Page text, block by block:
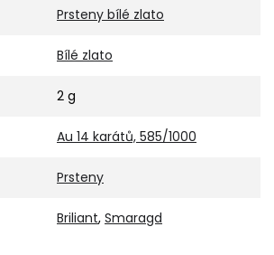
Prsteny bílé zlato
Bílé zlato
2 g
Au 14 karátů, 585/1000
Prsteny
Briliant, Smaragd